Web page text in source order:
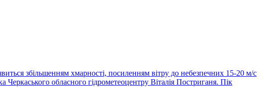
збільшенням хмарності, посиленням вітру до небезпечних 15-20 м/с
обласного гідрометеоцентру Віталія Постриганя. Пік